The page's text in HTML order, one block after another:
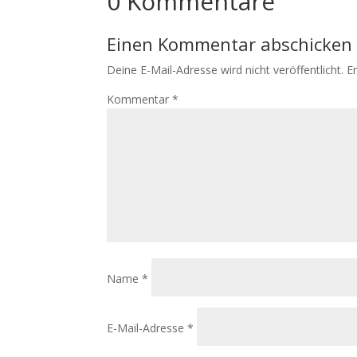
Einen Kommentar abschicken
Deine E-Mail-Adresse wird nicht veröffentlicht.
Kommentar*
Name*
E-Mail-Adresse*